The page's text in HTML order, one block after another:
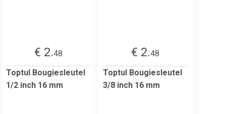
€ 2.48
Toptul Bougiesleutel
1/2 inch 16 mm
€ 2.48
Toptul Bougiesleutel
3/8 inch 16 mm